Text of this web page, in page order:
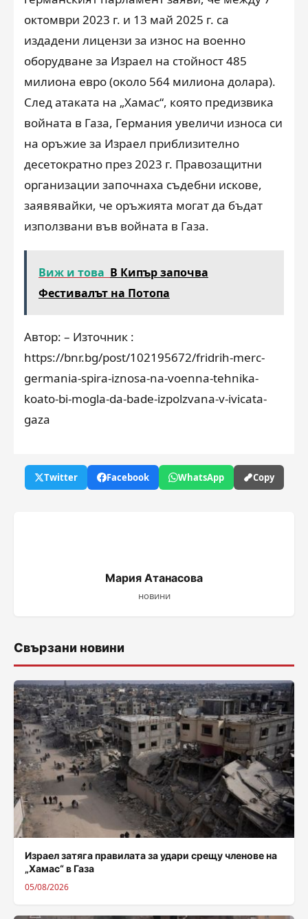
октомври 2023 г. и 13 май 2025 г. са
издадени лицензи за износ на военно
оборудване за Израел на стойност 485
милиона евро (около 564 милиона долара).
След атаката на „Хамас“, която предизвика
войната в Газа, Германия увеличи износа си
на оръжие за Израел приблизително
десетократно през 2023 г. Правозащитни
организации започнаха съдебни искове,
заявявайки, че оръжията могат да бъдат
използвани във войната в Газа.
Виж и това В Кипър започва
Фестивалът на Потопа
Автор: – Източник :
https://bnr.bg/post/102195672/fridrih-merc-
germania-spira-iznosa-na-voenna-tehnika-
koato-bi-mogla-da-bade-izpolzvana-v-ivicata-
gaza
Twitter Facebook WhatsApp Copy
Мария Атанасова
новини
Свързани новини
Израел затяга правилата за удари срещу членове на
„Хамас“ в Газа
05/08/2026